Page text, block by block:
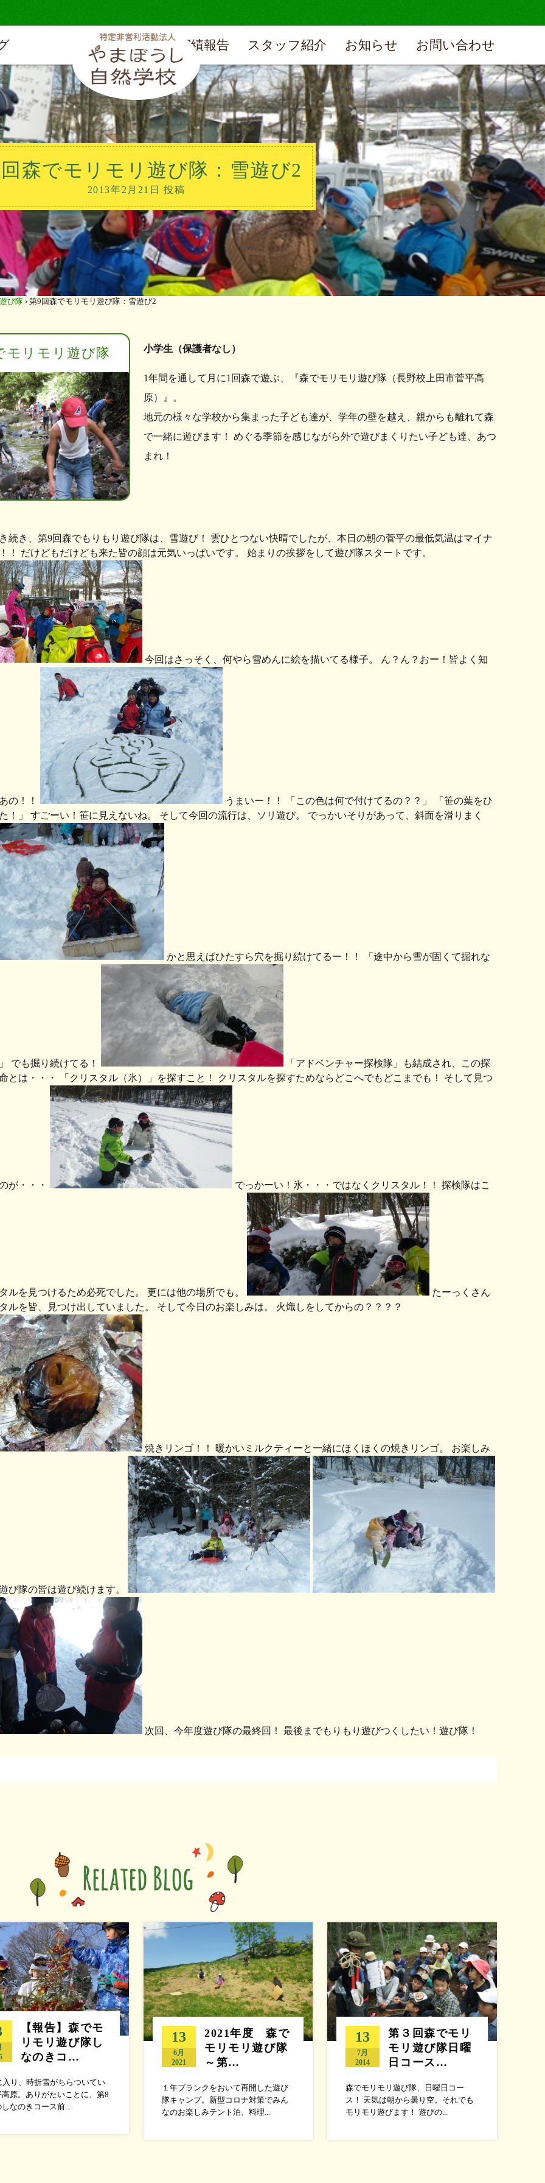
実績報告 スタッフ紹介 お知らせ お問い合わせ
森でモリモリ遊び隊：雪遊び2
2013年2月21日 投稿
び隊 › 第9回森でモリモリ遊び隊：雪遊び2
モリモリ遊び隊 小学生（保護者なし）
1年間を通して月に1回森で遊ぶ、『森でモリモリ遊び隊（長野校上田市菅平高
原）』。
地元の様々な学校から集まった子ども達が、学年の壁を越え、親からも離れて森
で一緒に遊びます！ めぐる季節を感じながら外で遊びまくりたい子ども達、あつ
まれ！
続き、第9回森でもりもり遊び隊は、雪遊び！ 雲ひとつない快晴でしたが、本日の朝の菅平の最低気温はマイナ
！ だけどもだけども来た皆の顔は元気いっぱいです。 始まりの挨拶をして遊び隊スタートです。
今回はさっそく、何やら雪めんに絵を描いてる様子。 ん？ん？おー！皆よく知
の！！
うまいー！！ 「この色は何で付けてるの？？」 「笹の葉をひ
！」 すごーい！笹に見えないね。 そして今回の流行は、ソリ遊び。 でっかいそりがあって、斜面を滑りまく
かと思えばひたすら穴を掘り続けてるー！！ 「途中から雪が固くて掘れな
でも掘り続けてる！
「アドベンチャー探検隊」も結成され、この探
とは・・・ 「クリスタル（氷）」を探すこと！ クリスタルを探すためならどこへでもどこまでも！ そして見つ
が・・・ でっかーい！氷・・・ではなくクリスタル！！ 探検隊はこ
ルを見つけるため必死でした。 更には他の場所でも。
たーっくさん
ルを皆、見つけ出していました。 そして今日のお楽しみは。 火熾しをしてからの？？？？
焼きリンゴ！！ 暖かいミルクティーと一緒にほくほくの焼きリンゴ。 お楽しみ
び隊の皆は遊び続けます。
次回、今年度遊び隊の最終回！ 最後までもりもり遊びつくしたい！遊び隊！
【報告】森でモ
リモリ遊び隊し
なのきコ…
入り、時折雪がちらついてい
原。ありがたいことに、第8
なのきコース前...
13
6月
2021
2021年度 森で
モリモリ遊び隊
～第…
１年ブランクをおいて再開した遊び
隊キャンプ。新型コロナ対策でみん
なのお楽しみテント泊、料理...
13
7月
2014
第３回森でモリ
モリ遊び隊日曜
日コース…
森でモリモリ遊び隊、日曜日コー
ス！ 天気は朝から曇り空。それでも
モリモリ遊びます！ 遊びの...